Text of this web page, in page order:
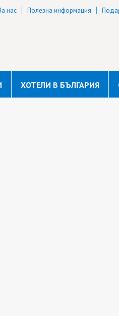
нас Полезна информация
ХОТЕЛИ В БЪЛГАРИЯ